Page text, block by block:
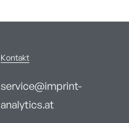
Kontakt
service@imprint-
analytics.at